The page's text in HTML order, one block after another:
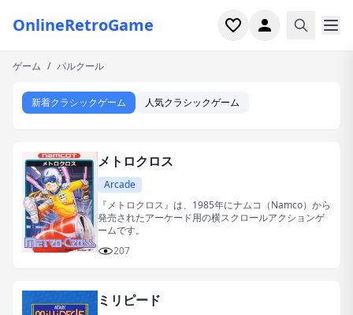
OnlineRetroGame
ホーム
シューター
ホラー
アーケード
ゲーム特集
ゲーム / パルクール
新着クラシックゲーム 人気クラシックゲーム
メトロクロス
Arcade
『メトロクロス』は、1985年にナムコ（Namco）から
発売されたアーケード用の横スクロールアクションゲ
ームです。
207
ミリピード